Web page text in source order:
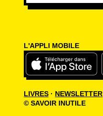
L'APPLI MOBILE
LIVRES · NEWSLETTER
© SAVOIR INUTILE